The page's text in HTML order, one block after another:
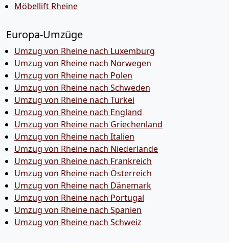
Möbellift Rheine
Europa-Umzüge
Umzug von Rheine nach Luxemburg
Umzug von Rheine nach Norwegen
Umzug von Rheine nach Polen
Umzug von Rheine nach Schweden
Umzug von Rheine nach Türkei
Umzug von Rheine nach England
Umzug von Rheine nach Griechenland
Umzug von Rheine nach Italien
Umzug von Rheine nach Niederlande
Umzug von Rheine nach Frankreich
Umzug von Rheine nach Österreich
Umzug von Rheine nach Dänemark
Umzug von Rheine nach Portugal
Umzug von Rheine nach Spanien
Umzug von Rheine nach Schweiz